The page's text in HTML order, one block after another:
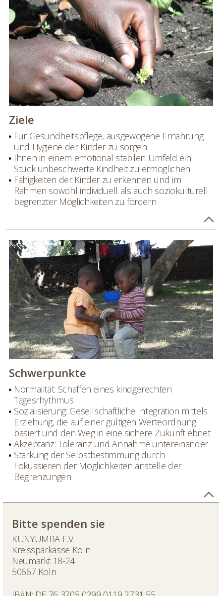
Ziele
Für Gesundheitspflege, ausgewogene Ernährung
und Hygiene der Kinder zu sorgen
Ihnen in einem emotional stabilen Umfeld ein
Stück unbeschwerte Kindheit zu ermöglichen
Fähigkeiten der Kinder zu erkennen und im
Rahmen sowohl individuell als auch soziokulturell
begrenzter Möglichkeiten zu fördern
Schwerpunkte
Normalität: Schaffen eines kindgerechten
Tagesrhythmus
Sozialisierung: Gesellschaftliche Integration mittels
Erziehung, die auf einer gültigen Werteordnung
basiert und den Weg in eine sichere Zukunft ebnet
Akzeptanz: Toleranz und Annahme untereinander
Stärkung der Selbstbestimmung durch
Fokussieren der Möglichkeiten anstelle der
Begrenzungen
Bitte spenden sie
KUNYUMBA E.V.
Kreissparkasse Köln
Neumarkt 18-24
50667 Köln